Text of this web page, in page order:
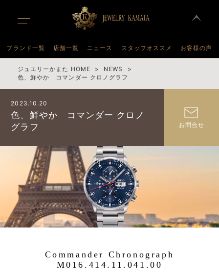
t
o
g
l
n
a
g
t
n
ブランド一覧 店舗一覧 ニュース スタッフオススメ お客様の声
ジュエリーかまた HOME
NEWS
色、鮮やか コマンダー クロノグラフ
2023.10.20
色、鮮やか コマンダー クロノ
グラフ
お問合せ
Commander Chronograph
M016.414.11.041.00